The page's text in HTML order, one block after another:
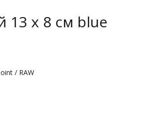
13 x 8 см blue
/ RAW